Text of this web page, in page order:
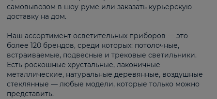
самовывозом в шоу-руме или заказать курьерскую
доставку на дом.
Наш ассортимент осветительных приборов — это
более 120 брендов, среди которых: потолочные,
встраиваемые, подвесные и трековые светильники.
Есть роскошные хрустальные, лаконичные
металлические, натуральные деревянные, воздушные
стеклянные — любые модели, которые только можно
представить.